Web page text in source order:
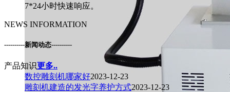
7*24小时快速响应。
NEWS INFORMATION
----------新闻动态----------
产品知识更多..
数控雕刻机哪家好2023-12-23
雕刻机建造的发光字养护方式2023-12-23